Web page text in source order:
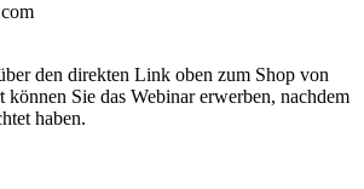
den direkten Link oben zum Shop von
Sie das Webinar erwerben, nachdem
haben.